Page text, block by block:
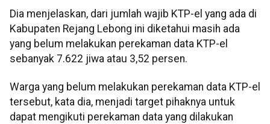
Dia menjelaskan, dari jumlah wajib KTP-el yang ada di
Kabupaten Rejang Lebong ini diketahui masih ada
yang belum melakukan perekaman data KTP-el
sebanyak 7.622 jiwa atau 3,52 persen.
Warga yang belum melakukan perekaman data KTP-el
tersebut, kata dia, menjadi target pihaknya untuk
dapat mengikuti perekaman data yang dilakukan